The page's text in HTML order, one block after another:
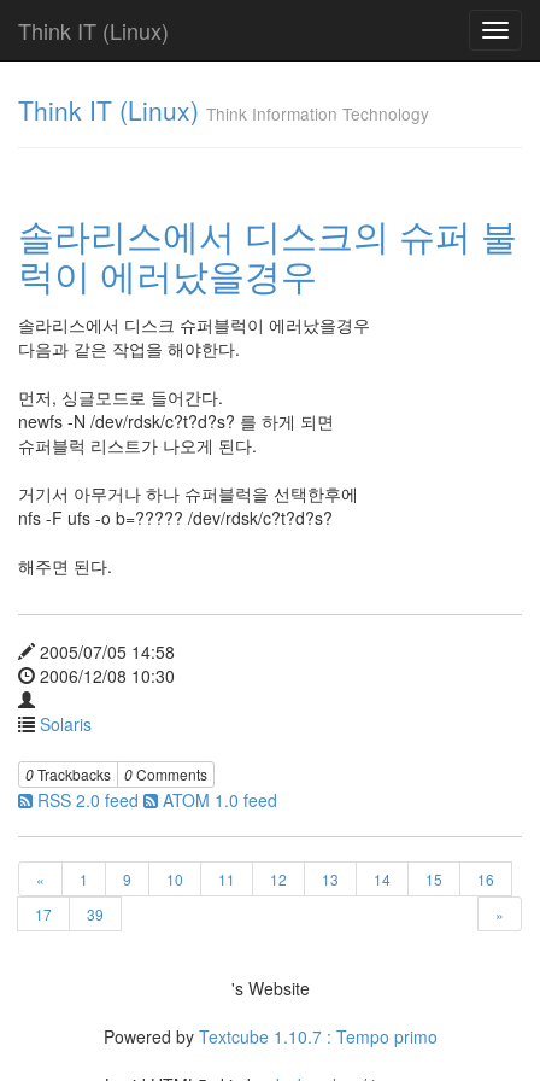
Think IT (Linux)
Think IT (Linux) Think Information Technology
솔라리스에서 디스크의 슈퍼 불
럭이 에러났을경우
솔라리스에서 디스크 슈퍼블럭이 에러났을경우
다음과 같은 작업을 해야한다.
먼저, 싱글모드로 들어간다.
newfs -N /dev/rdsk/c?t?d?s? 를 하게 되면
슈퍼블럭 리스트가 나오게 된다.
거기서 아무거나 하나 슈퍼블럭을 선택한후에
nfs -F ufs -o b=????? /dev/rdsk/c?t?d?s?
해주면 된다.
2005/07/05 14:58
2006/12/08 10:30
Solaris
0Trackbacks 0Comments
RSS 2.0 feed ATOM 1.0 feed
« 1 9 10 11 12 13 14 15
16
17
39 »
Cloud
전
체
625
FAQ
238
Fundamentals
286
Shell
Script
7
Web
Server
31
Apache
27
Mail
Server
9
Sendmail
Qmail
0
Server
4
DNS
-
's Website
Powered by Textcube 1.10.7 : Tempo primo